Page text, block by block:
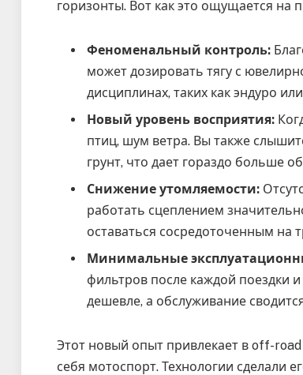
горизонты. Вот как это ощущается на
Феноменальный контроль:
может дозировать тягу с
дисциплинах, таких как эндуро
Новый уровень восприятия:
птиц, шум ветра. Вы также
грунт, что дает гораздо больше
Снижение утомляемости:
работать сцеплением
оставаться сосредоточенным на
Минимальные
фильтров после каждой поездки
дешевле, а обслуживание
Этот новый опыт привлекает в off-
себя мотоспорт. Технологии сделали